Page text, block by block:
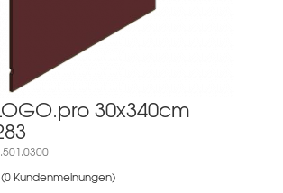
30x340cm
(0 Kundenmeinungen)